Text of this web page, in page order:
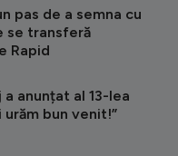
pas de a semna cu
se transferă
Rapid
a anunțat al 13-lea
bun venit!”